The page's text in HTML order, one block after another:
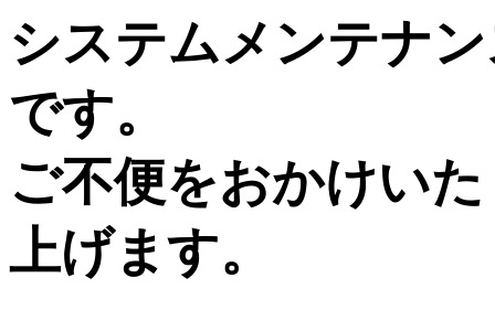
システムメンテナ
です。
ご不便をおかけい
上げます。